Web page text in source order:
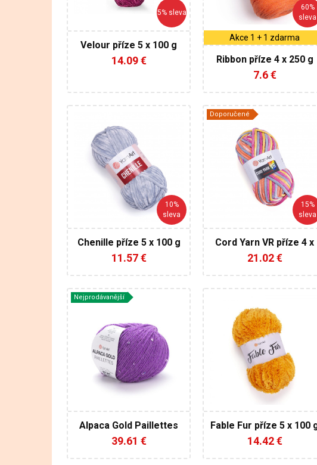
170
5% sleva
Velour příze 5 x 100 g
14.09 €
125
60%
sleva
Akce 1 + 1 zdarma
Ribbon příze 4 x 250 g
AKCE
7.6 €
100% Micro
Polyester
Fantasy
90
10%
sleva
Chenille příze 5 x 100 g
11.57 €
Doporučené
YarnArt
40% Bavlna -
60% Polyester
Fantasy
73
15%
sleva
Cord Yarn VR příze 4 x
250 g
21.02 €
Nejprodávanější
YarnArt
5% polyester - 75%
akryl
180
500
Alpaca Gold Paillettes
příze 10 x 50 g
39.61 €
100% Micro
Polyester
Bulky
100
Fable Fur příze 5 x 100
14.42 €